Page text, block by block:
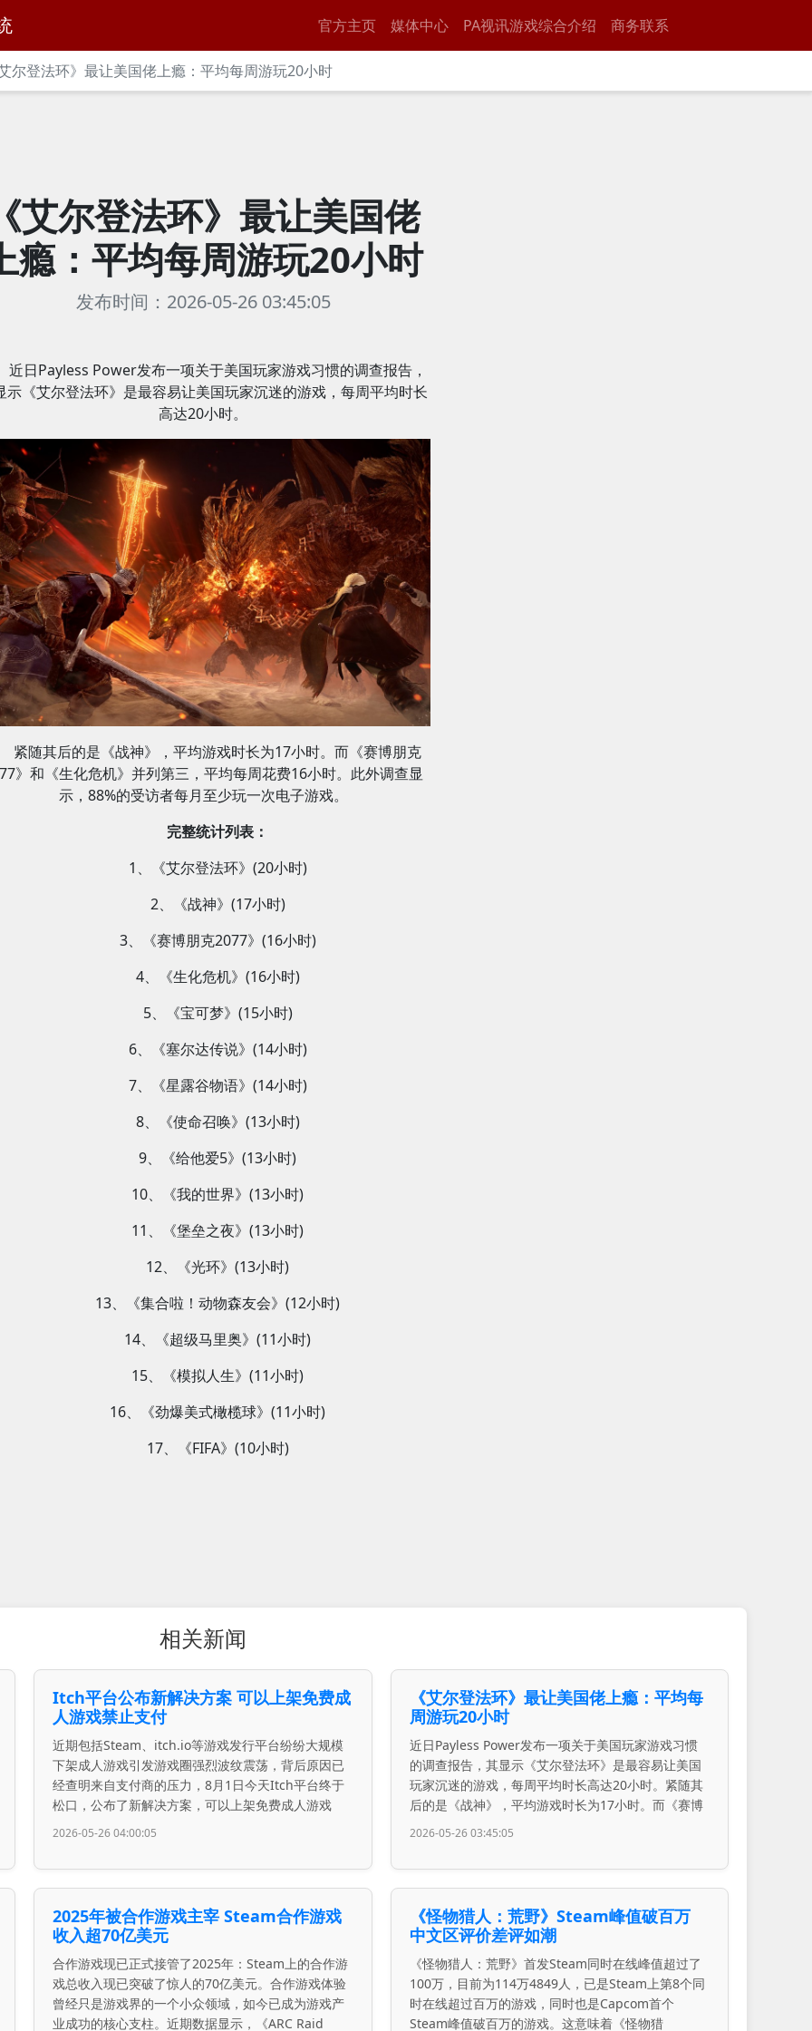
官方主页 媒体中心 PA视讯游戏综合介绍 商务联系
尔登法环》最让美国佬上瘾：平均每周游玩20小时
艾尔登法环》最让美国佬
瘾：平均每周游玩20小时
发布时间：2026-05-26 03:45:05
近日Payless Power发布一项关于美国玩家游戏习惯的调查报告，
示《艾尔登法环》是最容易让美国玩家沉迷的游戏，每周平均时长
高达20小时。
紧随其后的是《战神》，平均游戏时长为17小时。而《赛博朋克
》和《生化危机》并列第三，平均每周花费16小时。此外调查显
示，88%的受访者每月至少玩一次电子游戏。
完整统计列表：
1、《艾尔登法环》(20小时)
2、《战神》(17小时)
3、《赛博朋克2077》(16小时)
4、《生化危机》(16小时)
5、《宝可梦》(15小时)
6、《塞尔达传说》(14小时)
7、《星露谷物语》(14小时)
8、《使命召唤》(13小时)
9、《给他爱5》(13小时)
10、《我的世界》(13小时)
11、《堡垒之夜》(13小时)
12、《光环》(13小时)
13、《集合啦！动物森友会》(12小时)
14、《超级马里奥》(11小时)
15、《模拟人生》(11小时)
16、《劲爆美式橄榄球》(11小时)
17、《FIFA》(10小时)
相关新闻
Itch平台公布新解决方案 可以上架免费成
人游戏禁止支付
近期包括Steam、itch.io等游戏发行平台纷纷大规模
下架成人游戏引发游戏圈强烈波纹震荡，背后原因已
经查明来自支付商的压力，8月1日今天Itch平台终于
松口，公布了新解决方案，可以上架免费成人游戏
2026-05-26 04:00:05
《艾尔登法环》最让美国佬上瘾：平均每
周游玩20小时
近日Payless Power发布一项关于美国玩家游戏习惯
的调查报告，其显示《艾尔登法环》是最容易让美国
玩家沉迷的游戏，每周平均时长高达20小时。紧随其
后的是《战神》，平均游戏时长为17小时。而《赛博
2026-05-26 03:45:05
2025年被合作游戏主宰 Steam合作游戏
收入超70亿美元
合作游戏现已正式接管了2025年：Steam上的合作游
戏总收入现已突破了惊人的70亿美元。合作游戏体验
曾经只是游戏界的一个小众领域，如今已成为游戏产
业成功的核心支柱。近期数据显示，《ARC Raid
《怪物猎人：荒野》Steam峰值破百万
中文区评价差评如潮
《怪物猎人：荒野》首发Steam同时在线峰值超过了
100万，目前为114万4849人，已是Steam上第8个同
时在线超过百万的游戏，同时也是Capcom首个
Steam峰值破百万的游戏。这意味着《怪物猎